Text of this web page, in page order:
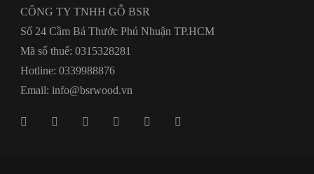
CÔNG TY TNHH GỖ BSR
Số 24 Cầm Bá Thước Phú Nhuận TP.HCM
Mã số thuế: 0315328281
Hotline: 0339988876
Email: info@bsrwood.vn